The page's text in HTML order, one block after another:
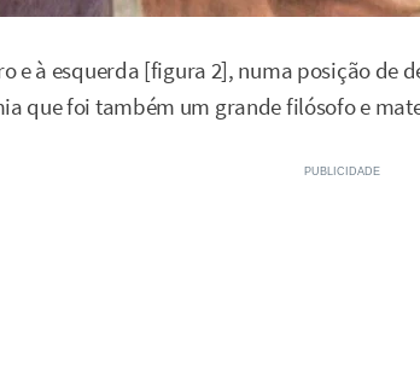
e à esquerda [figura 2], numa posição de
que foi também um grande filósofo e